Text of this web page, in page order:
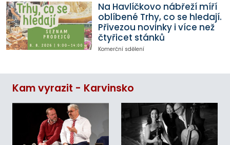
Na Havlíčkovo nábřeží míří
oblíbené Trhy, co se hledají.
Přivezou novinky i více než
čtyřicet stánků
Komerční sdělení
Kam vyrazit - Karvinsko